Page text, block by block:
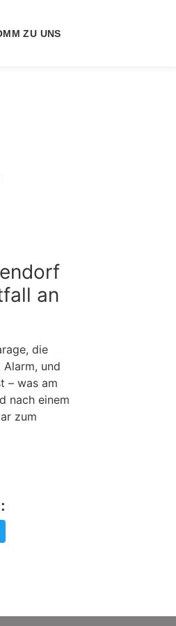
ZU UNS
an
die
und
– was am
nach einem
zum